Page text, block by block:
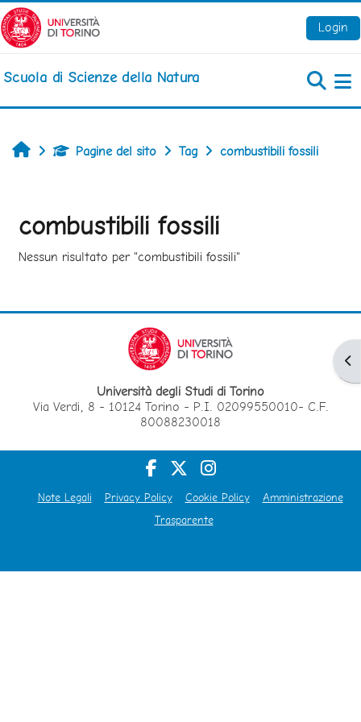
Vai al contenuto principale
Login
Scuola di Scienze della Natura
HomePagine del sito Tag combustibili fossili
combustibili fossili
Nessun risultato per "combustibili fossili"
Università degli Studi di Torino
Via Verdi, 8 - 10124 Torino - P.I. 02099550010- C.F.
80088230018
Note Legali Privacy Policy Cookie Policy
Amministrazione
Trasparente